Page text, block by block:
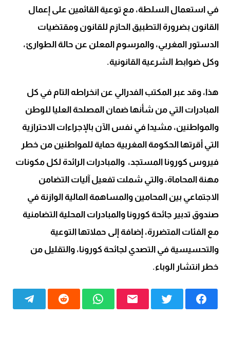
في استعمال السلطة، مع توعية القائمين على إعمال
القانون بضرورة التطبيق الحازم للقانون ومقتضيات
الدستور المغربي، والمرسوم المعلن عن حالة الطوارئ،
وكل ضوابط الشرعية القانونية.
هذا، وقد عبر المكتب الفدرالي عن انخراطه التام في كل
المبادرات التي من شأنها ضمان المصلحة العليا للوطن
والمواطنين، مشيدا في نفس الآن بالإجراءات الاحترازية
التي أقرتها الحكومة المغربية حماية للمواطنين من خطر
فيروس كورونا المستجد، والمبادرات الرائدة لكل مكونات
مهنة المحاماة، والتي شملت تفعيل آليات التضامن
الاجتماعي بين المحامين والمساهمة المالية الوازنة في
صندوق تدبير جائحة كورونا والمبادرات المحلية التضامنية
مع الفئات المتضررة، إضافة إلى حملاتها التوعية
والتحسيسية في التصدي لجائحة كورونا، والتقليل من
خطر انتشار الوباء.